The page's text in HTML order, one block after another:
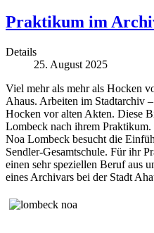
Praktikum im
Details
25. August 2025
Viel mehr als mehr als Hocken
Ahaus. Arbeiten im Stadtarchiv
Hocken vor alten Akten. Diese
Lombeck nach ihrem Praktikum.
Noa Lombeck besucht die
Sendler-Gesamtschule. Für ihr
einen sehr speziellen Beruf aus
eines Archivars bei der Stadt